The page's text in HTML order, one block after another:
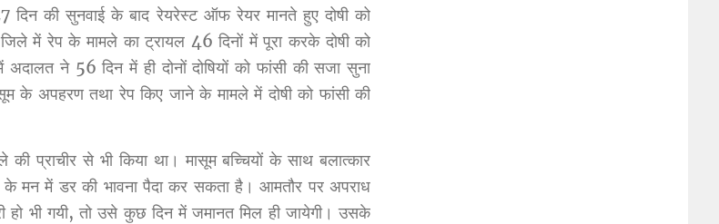
की सुनवाई के बाद रेयरेस्ट ऑफ रेयर मानते हुए दोषी को
में रेप के मामले का ट्रायल 46 दिनों में पूरा करके दोषी को
ने 56 दिन में ही दोनों दोषियों को फांसी की सजा सुना
के अपहरण तथा रेप किए जाने के मामले में दोषी को फांसी की
प्राचीर से भी किया था। मासूम बच्चियों के साथ बलात्कार
के मन में डर की भावना पैदा कर सकता है। आमतौर पर अपराध
हो भी गयी, तो उसे कुछ दिन में जमानत मिल ही जायेगी। उसके